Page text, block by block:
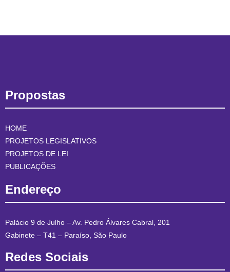
Propostas
HOME
PROJETOS LEGISLATIVOS
PROJETOS DE LEI
PUBLICAÇÕES
Endereço
Palácio 9 de Julho – Av. Pedro Álvares Cabral, 201
Gabinete – T41 – Paraíso, São Paulo
Redes Sociais